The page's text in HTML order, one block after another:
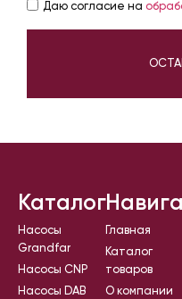
Даю согласие на
Каталог
Насосы
Grandfar
Насосы CNP
Насосы DAB
Главная
Каталог
товаров
О компании